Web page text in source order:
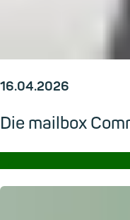
16.04.2026
Die mailbox